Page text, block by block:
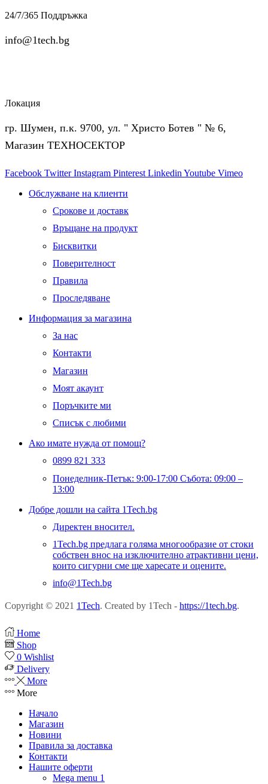
24/7/365 Поддръжка
info@1tech.bg
Локация
гр. Шумен, п.к. 9700, ул. " Христо Ботев " № 6,
Магазин ТЕХНОСЕКТОР
Facebook Twitter Instagram Pinterest Linkedin Youtube Vimeo
Обслужване на клиенти
Срокове и доставк
Връщане на продукт
Бисквитки
Поверителност
Правила
Проследяване
Информация за магазина
За нас
Контакти
Магазин
Моят акаунт
Поръчките ми
Списък с любими
Ако имате нужда от помощ?
0899 821 333
Понеделник-Петък: 9:00-17:00 Събота: 09:00 –
13:00
Добре дошли на сайта 1Tech.bg
Директен вносител.
1Tech.bg предлага голяма многообразие от стоки
собствен внос на изключително атрактивни цени,
които сигурни сме ще харесате и оцените.
info@1Tech.bg
Copyright © 2021 1Tech. Created by 1Tech - https://1tech.bg.
Home
Shop
0 Wishlist
Delivery
More
More
Начало
Магазин
Новини
Правила за доставка
Контакти
Нашите оферти
Mega menu 1